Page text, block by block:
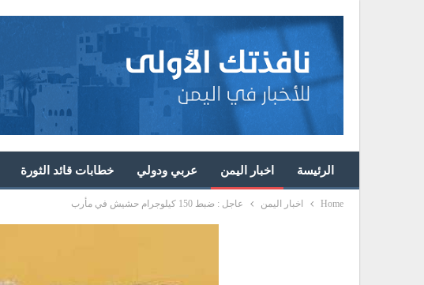
الرئيسة اخبار اليمن عربي ودولي خطابات قائد الثورة
Home اخبار اليمن عاجل : ضبط 150 كيلوجرام حشيش في مأرب